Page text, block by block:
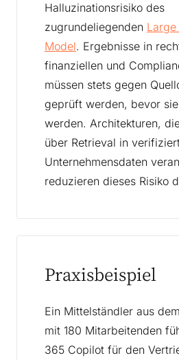
Halluzinationsrisiko des
zugrundeliegenden
Model. Ergebnisse in
finanziellen und
müssen stets gegen
geprüft werden, bevor
werden. Architekturen,
über Retrieval in
Unternehmensdaten
reduzieren dieses Risiko
Praxisbeispiel
Ein Mittelständler aus
mit 180 Mitarbeitenden
365 Copilot für den